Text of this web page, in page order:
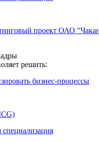
проект ОАО
решить:
бизнес-процессы